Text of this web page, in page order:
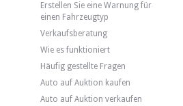
Erstellen Sie eine Warnung für
einen Fahrzeugtyp
Verkaufsberatung
Wie es funktioniert
Häufig gestellte Fragen
Auto auf Auktion kaufen
Auto auf Auktion verkaufen